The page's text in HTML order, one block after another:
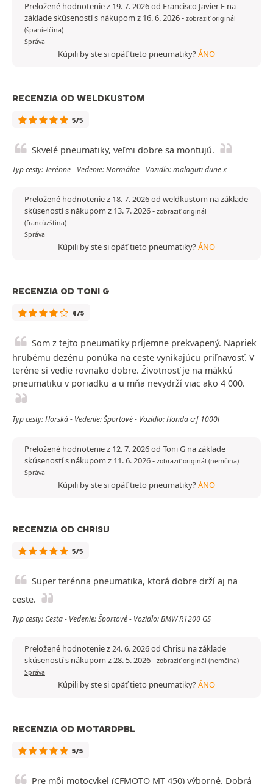
Preložené hodnotenie z 19. 7. 2026 od Francisco Javier E na
základe skúseností s nákupom z 16. 6. 2026- zobraziť originál
(španielčina)
Správa
Kúpili by ste si opäť tieto pneumatiky?ÁNO
RECENZIA OD WELDKUSTOM
5/5
Skvelé pneumatiky, veľmi dobre sa montujú.
Typ cesty: Terénne - Vedenie: Normálne - Vozidlo: malaguti dune x
Preložené hodnotenie z 18. 7. 2026 od weldkustom na základe
skúseností s nákupom z 13. 7. 2026- zobraziť originál
(francúzština)
Správa
Kúpili by ste si opäť tieto pneumatiky?ÁNO
RECENZIA OD TONI G
4/5
Som z tejto pneumatiky príjemne prekvapený. Napriek
hrubému dezénu ponúka na ceste vynikajúcu priľnavosť. V
teréne si vedie rovnako dobre. Životnosť je na mäkkú
pneumatiku v poriadku a u mňa nevydrží viac ako 4 000.
Typ cesty: Horská - Vedenie: Športové - Vozidlo: Honda crf 1000l
Preložené hodnotenie z 12. 7. 2026 od Toni G na základe
skúseností s nákupom z 11. 6. 2026- zobraziť originál (nemčina)
Správa
Kúpili by ste si opäť tieto pneumatiky?ÁNO
RECENZIA OD CHRISU
5/5
Super terénna pneumatika, ktorá dobre drží aj na
ceste.
Typ cesty: Cesta - Vedenie: Športové - Vozidlo: BMW R1200 GS
Preložené hodnotenie z 24. 6. 2026 od Chrisu na základe
skúseností s nákupom z 28. 5. 2026- zobraziť originál (nemčina)
Správa
Kúpili by ste si opäť tieto pneumatiky?ÁNO
RECENZIA OD MOTARDPBL
5/5
Pre môj motocykel (CFMOTO MT 450) výborné. Dobrá